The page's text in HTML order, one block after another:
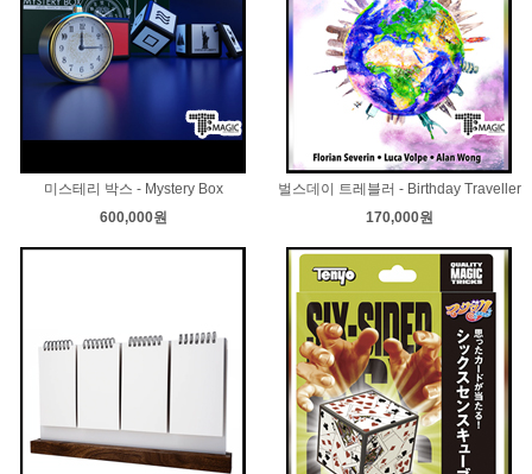
미스테리 박스 - Mystery Box
600,000원
벌스데이 트레블러 - Birthday Traveller
170,000원